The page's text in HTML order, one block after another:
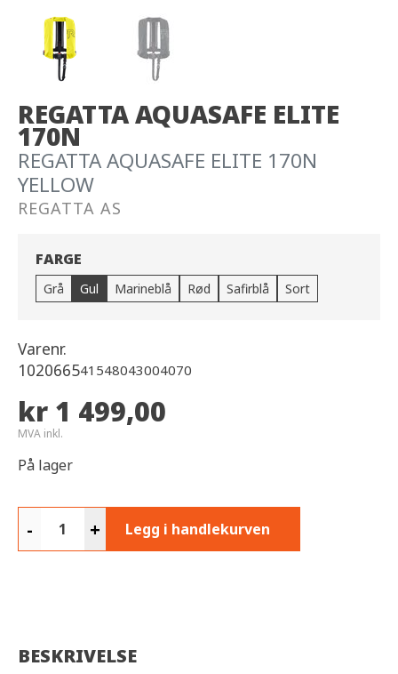
REGATTA AQUASAFE ELITE
170N
REGATTA AQUASAFE ELITE 170N
YELLOW
REGATTA AS
FARGE
Grå Gul Marineblå Rød Safirblå Sort
Varenr.
102066541548043004070
kr 1 499,00
MVA inkl.
På lager
- + Legg i handlekurven
BESKRIVELSE